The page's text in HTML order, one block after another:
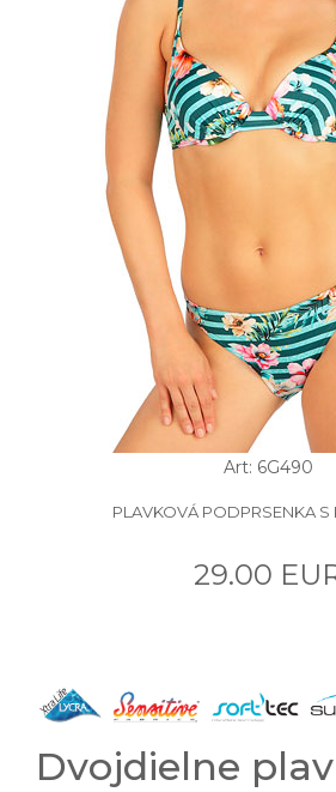
Art: 6G490
PLAVKOVÁ PODPRSENKA S
29.00
Dvojdielne